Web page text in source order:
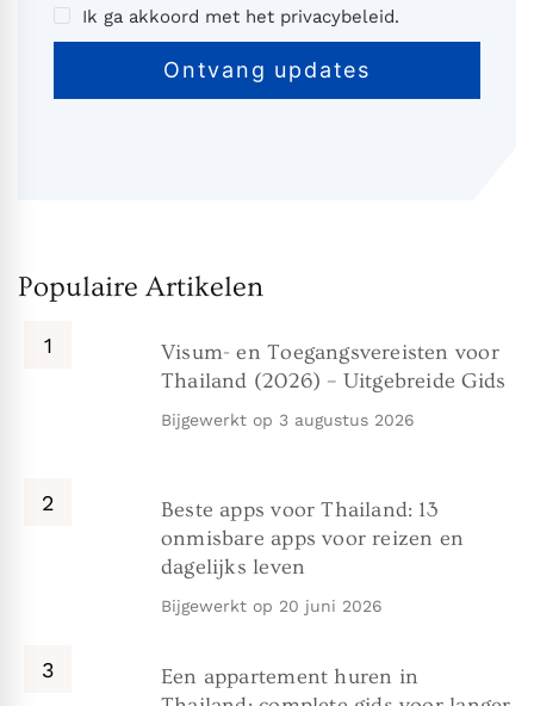
Ik ga akkoord met het privacybeleid.
Populaire Artikelen
Visum- en Toegangsvereisten voor
Thailand (2026) – Uitgebreide Gids
Bijgewerkt op 3 augustus 2026
Beste apps voor Thailand: 13
onmisbare apps voor reizen en
dagelijks leven
Bijgewerkt op 20 juni 2026
Een appartement huren in